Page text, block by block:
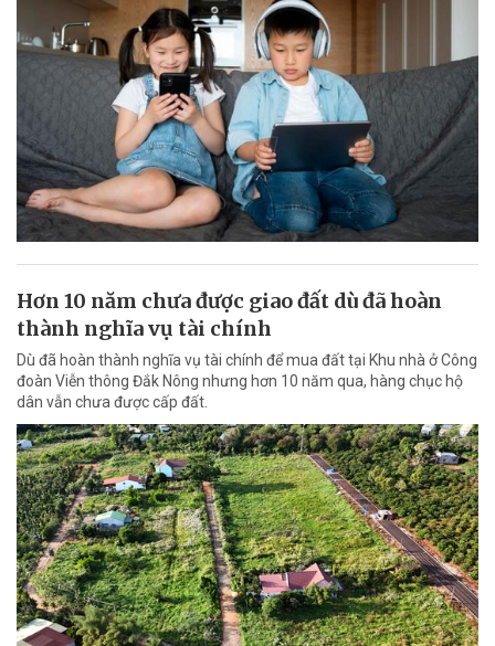
Hơn 10 năm chưa được giao đất dù đã hoàn
thành nghĩa vụ tài chính
Dù đã hoàn thành nghĩa vụ tài chính để mua đất tại Khu nhà ở Công
đoàn Viễn thông Đắk Nông nhưng hơn 10 năm qua, hàng chục hộ
dân vẫn chưa được cấp đất.